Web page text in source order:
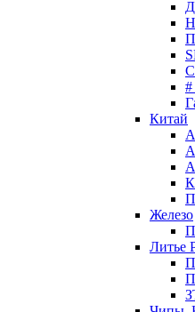
Китай
Железо
Литье